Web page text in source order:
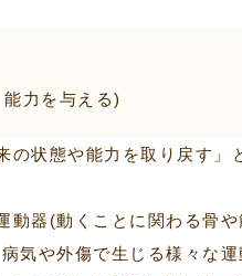
力を与える)
の状態や能力を取り戻す」
器(動くことに関わる骨や
気や外傷で生じる様々な運